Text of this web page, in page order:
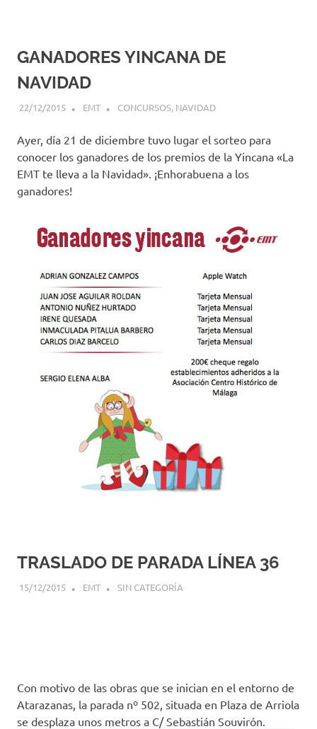
GANADORES YINCANA DE
NAVIDAD
22/12/2015 EMT CONCURSOS, NAVIDAD
Ayer, día 21 de diciembre tuvo lugar el sorteo para
conocer los ganadores de los premios de la Yincana «La
EMT te lleva a la Navidad». ¡Enhorabuena a los
ganadores!
TRASLADO DE PARADA LÍNEA 36
15/12/2015 EMT SIN CATEGORÍA
Con motivo de las obras que se inician en el entorno de
Atarazanas, la parada nº 502, situada en Plaza de Arriola
se desplaza unos metros a C/ Sebastián Souvirón.